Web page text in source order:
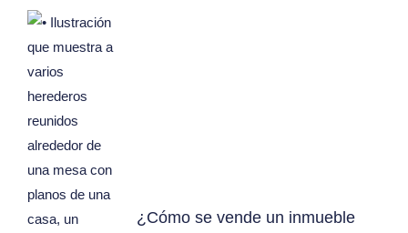
¿Cómo se vende un inmueble